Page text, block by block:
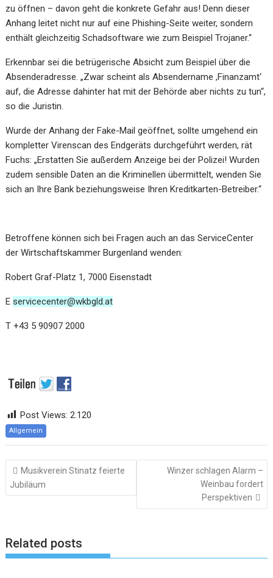
zu öffnen – davon geht die konkrete Gefahr aus! Denn dieser
Anhang leitet nicht nur auf eine Phishing-Seite weiter, sondern
enthält gleichzeitig Schadsoftware wie zum Beispiel Trojaner.“
Erkennbar sei die betrügerische Absicht zum Beispiel über die
Absenderadresse. „Zwar scheint als Absendername ,Finanzamt‘
auf, die Adresse dahinter hat mit der Behörde aber nichts zu tun“,
so die Juristin.
Wurde der Anhang der Fake-Mail geöffnet, sollte umgehend ein
kompletter Virenscan des Endgeräts durchgeführt werden, rät
Fuchs: „Erstatten Sie außerdem Anzeige bei der Polizei! Wurden
zudem sensible Daten an die Kriminellen übermittelt, wenden Sie
sich an Ihre Bank beziehungsweise Ihren Kreditkarten-Betreiber.“
Betroffene können sich bei Fragen auch an das ServiceCenter
der Wirtschaftskammer Burgenland wenden:
Robert Graf-Platz 1, 7000 Eisenstadt
Eservicecenter@wkbgld.at
T +43 5 90907 2000
Post Views: 2.120
Allgemein
Beitragsnavigation
Musikverein Stinatz feierte
Jubiläum
Winzer schlagen Alarm –
Weinbau fordert
Perspektiven
Related posts